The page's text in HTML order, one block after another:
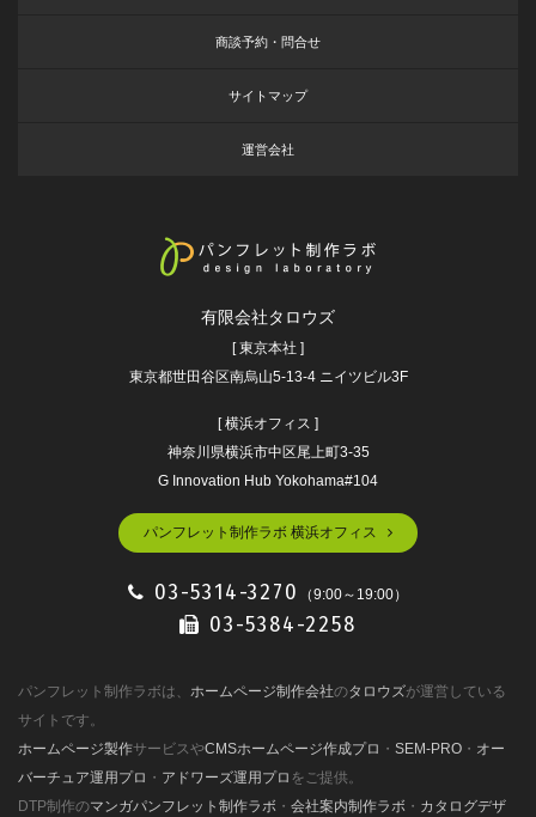
商談予約・問合せ
サイトマップ
運営会社
有限会社タロウズ
[ 東京本社 ]
東京都世田谷区南烏山5-13-4 ニイツビル3F
[ 横浜オフィス ]
神奈川県横浜市中区尾上町3-35
G Innovation Hub Yokohama#104
パンフレット制作ラボ 横浜オフィス
03-5314-3270 （9:00～19:00）
03-5384-2258
パンフレット制作ラボは、 ホームページ制作会社のタロウズが運営している
サイトです。
ホームページ製作サービスやCMSホームページ作成プロ ・ SEM-PRO ・ オー
バーチュア運用プロ ・ アドワーズ運用プロ をご提供。
DTP制作のマンガパンフレット制作ラボ ・ 会社案内制作ラボ ・ カタログデザ